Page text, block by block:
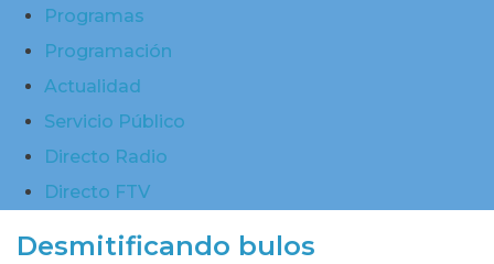
Programas
Programación
Actualidad
Servicio Público
Directo Radio
Directo FTV
Desmitificando bulos